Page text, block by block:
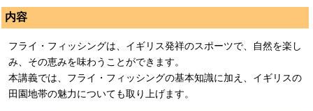
内容
フライ・フィッシングは、イギリス発祥のスポーツで、自然を楽し
み、その恵みを味わうことができます。
本講義では、フライ・フィッシングの基本知識に加え、イギリスの
田園地帯の魅力についても取り上げます。